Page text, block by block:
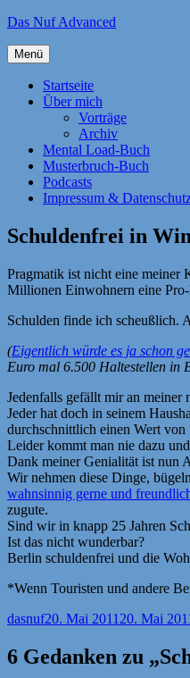
Zum
springen
Das Nuf Advanced
Menü
Startseite
Über mich
Vorträge
Archiv
Mental Load-Buch
Musterbruch-Buch
Podcasts
Impressum &
Schuldenfrei in
Pragmatik ist nicht eine meiner
Millionen Einwohnern eine
Schulden finde ich scheußlich.
(Eigentlich würde es ja schon
Euro mal 6.500 Haltestellen in
Jedenfalls gefällt mir an meiner
Jeder hat doch in seinem
durchschnittlich einen Wert von
Leider kommt man nie dazu
Dank meiner Genialität ist nun
Wir nehmen diese Dinge,
wahnsinnig gerne und
zugute.
Sind wir in knapp 25 Jahren
Ist das nicht wunderbar?
Berlin schuldenfrei und die
*Wenn Touristen und andere
Autor
dasnufVeröffentlicht
20. Mai 2011 20. Mai
6 Gedanken zu